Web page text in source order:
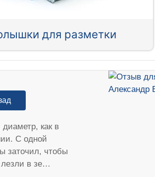
для разметки
как в
С одной
заточил, чтобы
в зе…